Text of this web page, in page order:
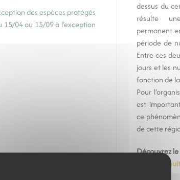
des espèces protégés
04 au 15/09 à l’exception
dessus du
résulte
permanent
période de
Entre ces
jours et les
fonction de
Pour
est
ce
de cette
Découvrez le
jour et de